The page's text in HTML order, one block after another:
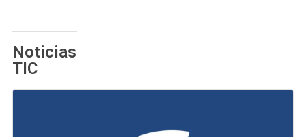
Noticias
TIC